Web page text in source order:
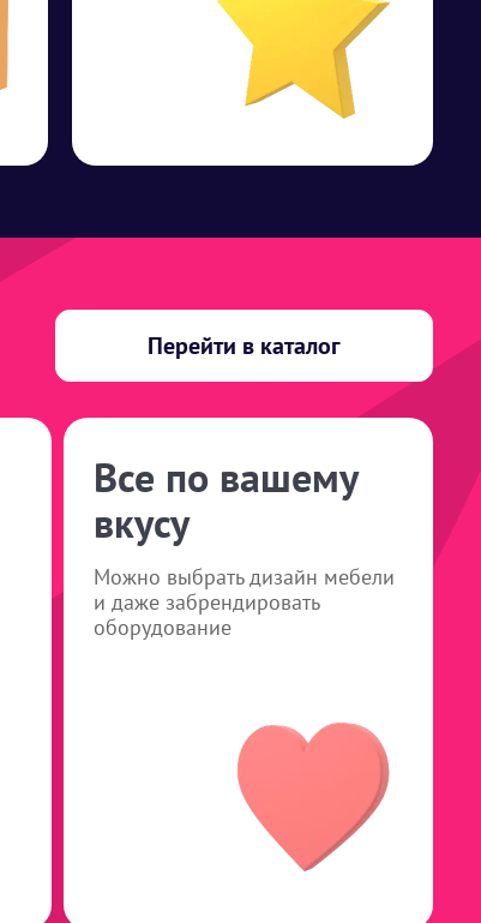
Перейти в каталог
Все по вашему
вкусу
Можно выбрать дизайн мебели
и даже забрендировать
оборудование